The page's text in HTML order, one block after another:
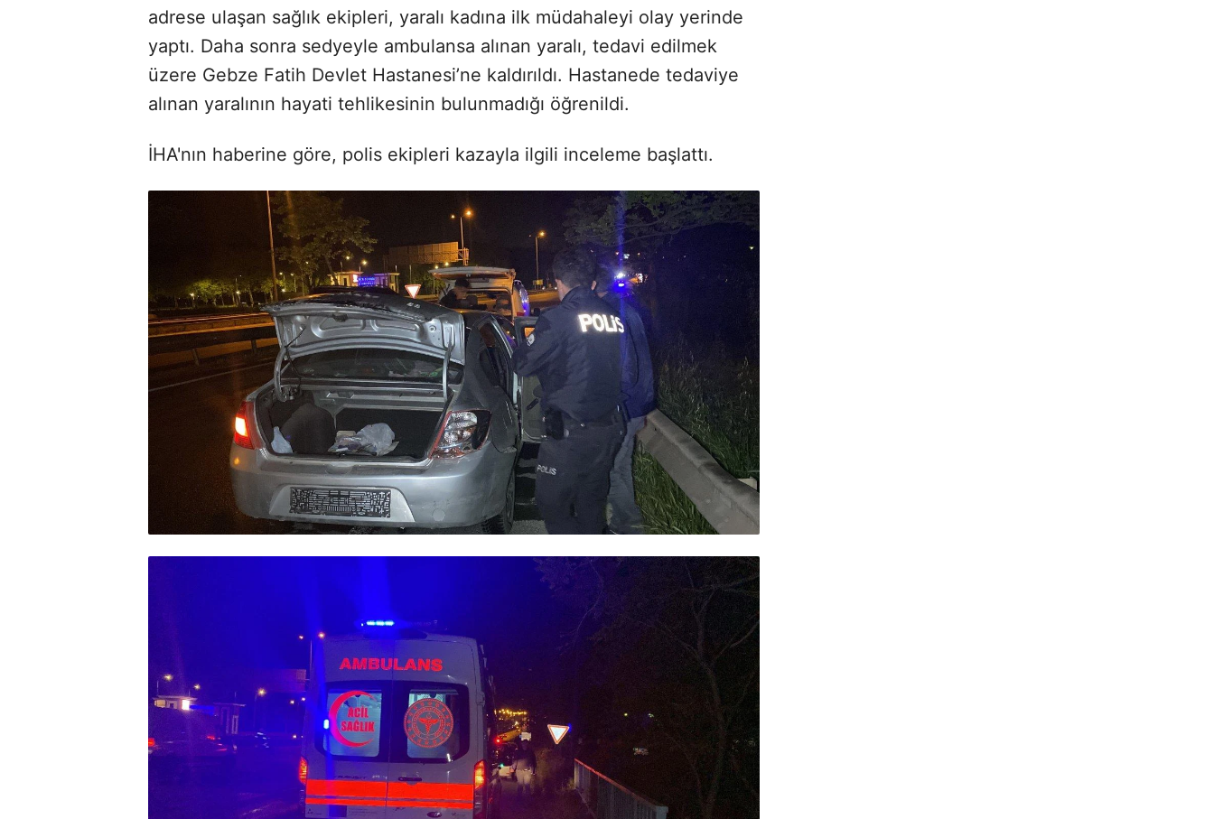
adrese ulaşan sağlık ekipleri, yaralı kadına ilk müdahaleyi olay yerinde
yaptı. Daha sonra sedyeyle ambulansa alınan yaralı, tedavi edilmek
üzere Gebze Fatih Devlet Hastanesi’ne kaldırıldı. Hastanede tedaviye
alınan yaralının hayati tehlikesinin bulunmadığı öğrenildi.
İHA'nın haberine göre, polis ekipleri kazayla ilgili inceleme başlattı.